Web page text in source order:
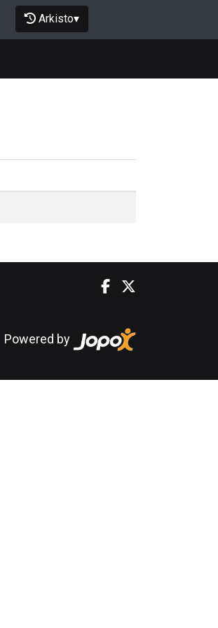
Arkisto▾
Powered by